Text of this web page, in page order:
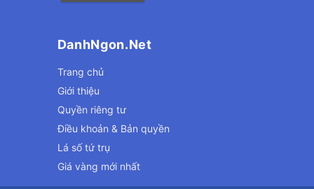
DanhNgon.Net
Trang chủ
Giới thiệu
Quyền riêng tư
Điều khoản & Bản quyền
Lá số tứ trụ
Giá vàng mới nhất